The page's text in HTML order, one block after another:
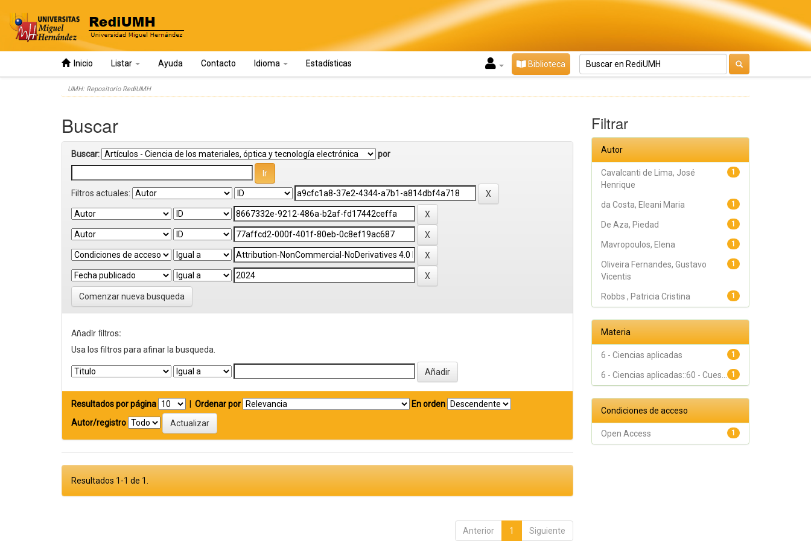
Inicio Listar Ayuda Contacto Idioma Estadísticas Biblioteca
UMH: Repositorio RediUMH
Buscar
Buscar: por
Filtros actuales:
Comenzar nueva busqueda
Añadir filtros:
Usa los filtros para afinar la busqueda.
Resultados por página Ordenar por
En orden
Autor/registro
Resultados 1-1 de 1.
Anterior 1 Siguiente
Filtrar
Autor
1
Cavalcanti de Lima, José
Henrique
1
da Costa, Eleani Maria
1
De Aza, Piedad
1
Mavropoulos, Elena
1
Oliveira Fernandes, Gustavo
Vicentis
1
Robbs , Patricia Cristina
Materia
1
6 - Ciencias aplicadas
1
6 - Ciencias aplicadas::60 - Cues...
Condiciones de acceso
1
Open Access